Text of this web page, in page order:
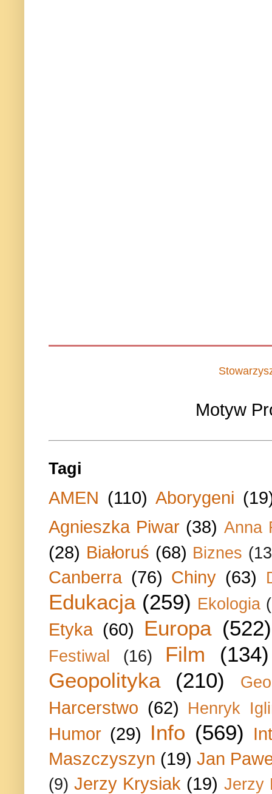
Motyw
Tagi
AMEN (110) Aborygeni
Agnieszka Piwar (38) Anna
(28) Białoruś (68) Biznes
Canberra (76) Chiny (63)
Edukacja (259) Ekologia
Etyka (60) Europa (522)
Festiwal (16) Film
(134)
Geopolityka
(210)
Harcerstwo (62) Henryk
Humor (29) Info (569)
Maszczyszyn (19) Jan
(9) Jerzy Krysiak (19) Jerzy